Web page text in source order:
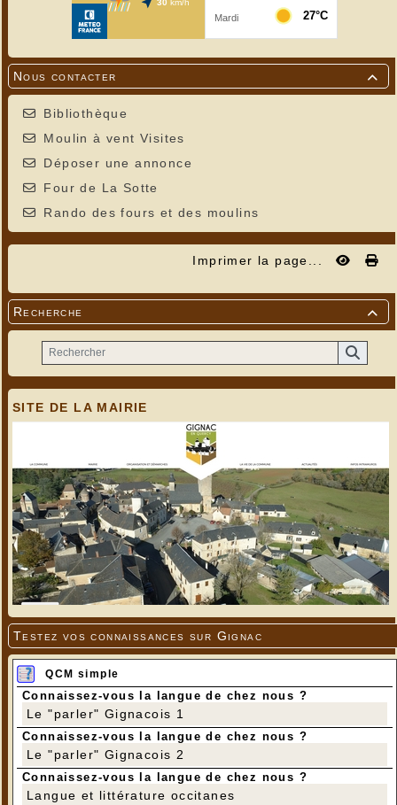

Nous contacter
Bibliothèque
Moulin à vent Visites
Déposer une annonce
Four de La Sotte
Rando des fours et des moulins
Imprimer la page...

Recherche
SITE DE LA MAIRIE
Testez vos connaissances sur Gignac
QCM simple
Connaissez-vous la langue de chez nous ?
Le "parler" Gignacois 1
Connaissez-vous la langue de chez nous ?
Le "parler" Gignacois 2
Connaissez-vous la langue de chez nous ?
Langue et littérature occitanes